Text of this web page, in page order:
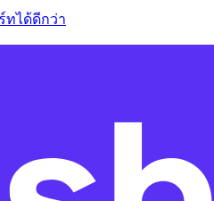
ทได้ดีกว่า